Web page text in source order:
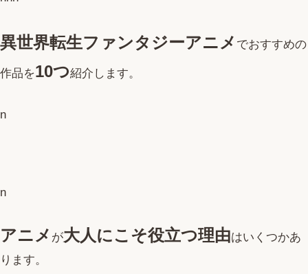
異世界転生ファンタジーアニメ でおすすめの
作品を10つ紹介します。
n
n
アニメ が大人にこそ役立つ理由はいくつかあ
ります。